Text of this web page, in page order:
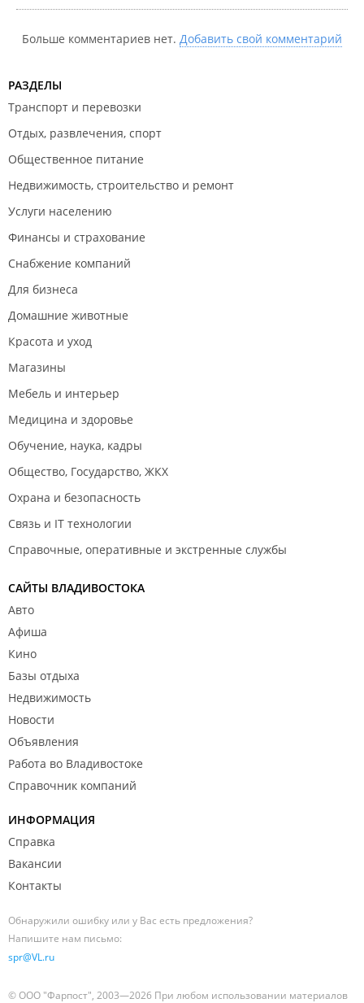
Больше комментариев нет. Добавить свой комментарий
РАЗДЕЛЫ
Транспорт и перевозки
Отдых, развлечения, спорт
Общественное питание
Недвижимость, строительство и ремонт
Услуги населению
Финансы и страхование
Снабжение компаний
Для бизнеса
Домашние животные
Красота и уход
Магазины
Мебель и интерьер
Медицина и здоровье
Обучение, наука, кадры
Общество, Государство, ЖКХ
Охрана и безопасность
Связь и IT технологии
Справочные, оперативные и экстренные службы
САЙТЫ ВЛАДИВОСТОКА
Авто
Афиша
Кино
Базы отдыха
Недвижимость
Новости
Объявления
Работа во Владивостоке
Справочник компаний
ИНФОРМАЦИЯ
Справка
Вакансии
Контакты
Обнаружили ошибку или у Вас есть предложения?
Напишите нам письмо:
spr@VL.ru
© ООО "Фарпост", 2003—2026 При любом использовании материалов